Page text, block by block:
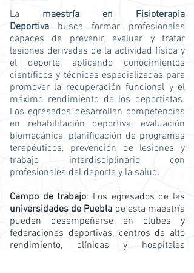
La maestría en Fisioterapia
Deportiva busca formar profesionales
capaces de prevenir, evaluar y tratar
lesiones derivadas de la actividad física y
el deporte, aplicando conocimientos
científicos y técnicas especializadas para
promover la recuperación funcional y el
máximo rendimiento de los deportistas.
Los egresados desarrollan competencias
en rehabilitación deportiva, evaluación
biomecánica, planificación de programas
terapéuticos, prevención de lesiones y
trabajo interdisciplinario con
profesionales del deporte y la salud.
Campo de trabajo: Los egresados de las
universidades de Puebla de esta maestría
pueden desempeñarse en clubes y
federaciones deportivas, centros de alto
rendimiento, clínicas y hospitales